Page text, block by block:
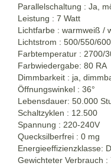
Parallelschaltung : Ja,
Leistung : 7 Watt
Lichtfarbe : warmweiß /
Lichtstrom : 500/550/
Farbtemperatur : 2700/
Farbwiedergabe: 80 RA
Dimmbarkeit : ja,
Öffnungswinkel : 36°
Lebensdauer: 50.000
Schaltzyklen : 12.500
Spannung : 220-240V
Quecksilberfrei : 0 mg
Energieeffizienzklasse: D
Gewichteter Verbrauch :